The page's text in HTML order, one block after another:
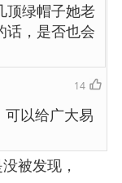
顶绿帽子她老
话，是否也会
14
以给广大易
被发现，